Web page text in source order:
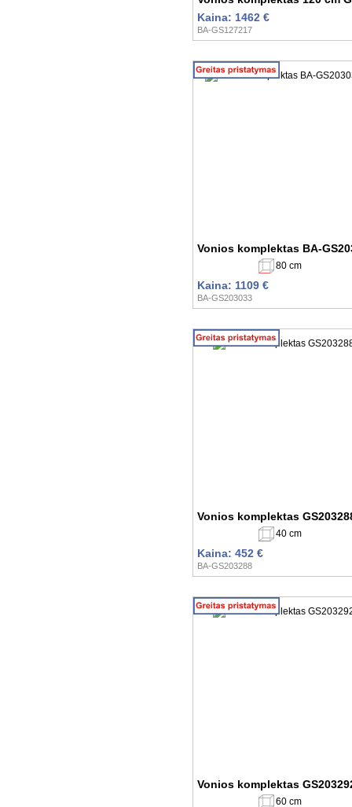
Kaina: 1462 €
BA-GS127217
Vonios komplektas BA-
80 cm
Kaina: 1109 €
BA-GS203033
Vonios komplektas
40 cm
Kaina: 452 €
BA-GS203288
Vonios komplektas
60 cm